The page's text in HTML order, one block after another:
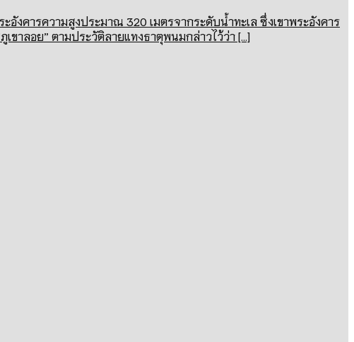
งคารความสูงประมาณ 320 เมตรจากระดับน้ำทะเล ซึ่งเขาพระอังคาร
ขาลอย” ตามประวัติลายแทงธาตุพนมกล่าวไว้ว่า [...]